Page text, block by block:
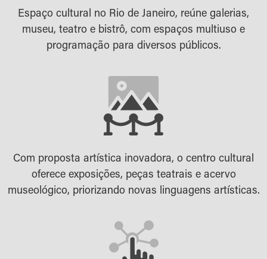
Espaço cultural no Rio de Janeiro, reúne galerias,
museu, teatro e bistrô, com espaços multiuso e
programação para diversos públicos.
Com proposta artística inovadora, o centro cultural
oferece exposições, peças teatrais e acervo
museológico, priorizando novas linguagens artísticas.